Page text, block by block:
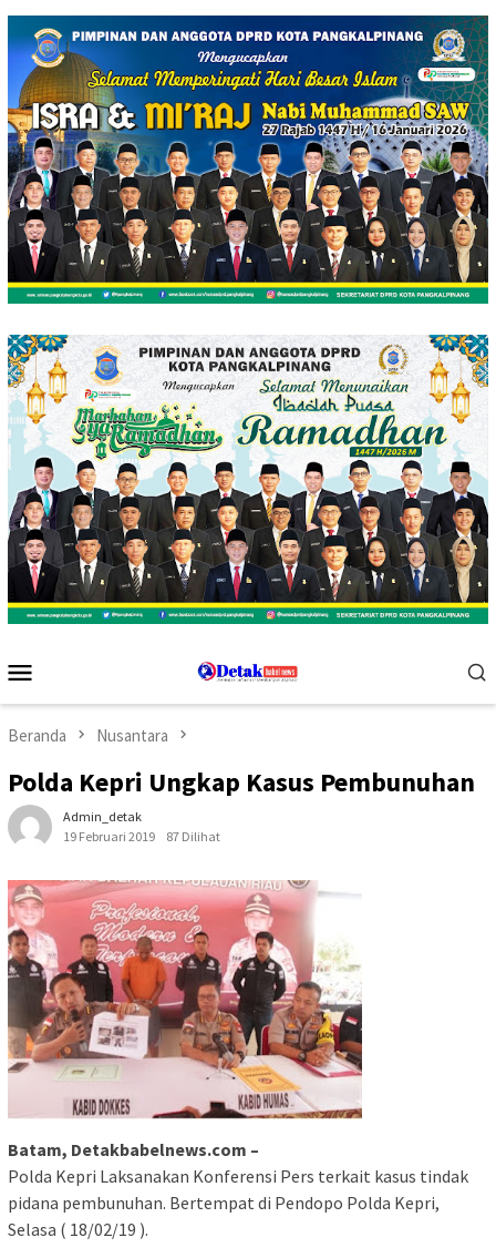
Loncat
konten
Mobile
Beranda Nusantara
Polda Kepri Ungkap Kasus Pembunuhan
Admin_detak
19 Februari 2019
87 Dilihat
Batam, Detakbabelnews.com –
Polda Kepri Laksanakan Konferensi Pers terkait kasus tindak
pidana pembunuhan. Bertempat di Pendopo Polda Kepri,
Selasa ( 18/02/19 ).